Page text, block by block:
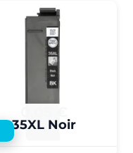
35XL Noir